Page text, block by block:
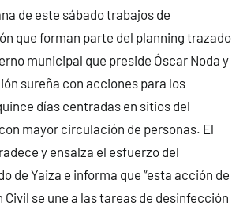
de este sábado trabajos de
que forman parte del planning trazado
municipal que preside Óscar Noda y
sureña con acciones para los
días centradas en sitios del
mayor circulación de personas. El
y ensalza el esfuerzo del
de Yaiza e informa que “esta acción de
se une a las tareas de desinfección